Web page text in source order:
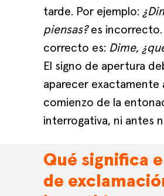
tarde. Por ejemplo:
piensas?es incorrecto.
correcto es: Dime,
El signo de apertura
aparecer exactamente
comienzo de la
interrogativa, ni antes
Qué significa
de